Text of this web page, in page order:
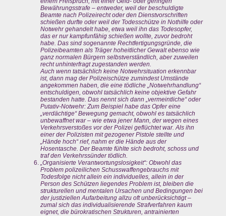
Bewährungsstrafe – entweder, weil der beschuldigte
Beamte nach Polizeirecht oder den Dienstvorschriften
schießen durfte oder weil der Todesschütze in Nothilfe oder
Notwehr gehandelt habe, etwa weil ihn das Todesopfer,
das er nur kampfunfähig schießen wollte, zuvor bedroht
habe. Das sind sogenannte Rechtfertigungsgründe, die
Polizeibeamten als Träger hoheitlicher Gewalt ebenso wie
ganz normalen Bürgern selbstverständlich, aber zuweilen
recht unhinterfragt zugestanden werden.
Auch wenn tatsächlich keine Notwehrsituation erkennbar
ist, dann mag der Polizeischütze zumindest Umstände
angekommen haben, die eine tödliche „Notwehrhandlung“
entschuldigen, obwohl tatsächlich keine objektive Gefahr
bestanden hatte. Das nennt sich dann „vermeintliche“ oder
Putativ-Notwehr: Zum Beispiel habe das Opfer eine
„verdächtige“ Bewegung gemacht, obwohl es tatsächlich
unbewaffnet war – wie etwa jener Mann, der wegen eines
Verkehrsverstoßes vor der Polizei geflüchtet war. Als ihn
einer der Polizisten mit gezogener Pistole stellte und
„Hände hoch“ rief, nahm er die Hände aus der
Hosentasche. Der Beamte fühlte sich bedroht, schoss und
traf den Verkehrssünder tödlich.
„Organisierte Verantwortungslosigkeit“: Obwohl das
Problem polizeilichen Schusswaffengebrauchs mit
Todesfolge nicht allein ein individuelles, allein in der
Person des Schützen liegendes Problem ist, bleiben die
strukturellen und mentalen Ursachen und Bedingungen bei
der justiziellen Aufarbeitung allzu oft unberücksichtigt –
zumal sich das individualisierende Strafverfahren kaum
eignet, die bürokratischen Strukturen, antrainierten